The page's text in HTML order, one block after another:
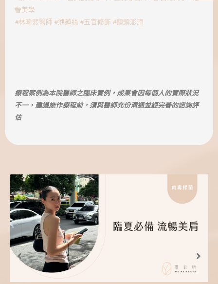
奢美學
#林暐熙醫師 #洢蓮絲 #五官修飾 #額頭澎潤
療程案例為本院醫師之臨床實例，成果會因每個人的實際狀況
不一，建議施作療程前，須與醫師充份溝通並經完善的諮詢評
估